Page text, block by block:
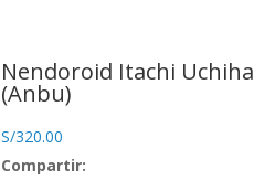
Nendoroid Itachi Uchiha
(Anbu)
S/320.00
Compartir: